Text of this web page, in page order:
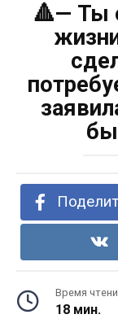
🔺— Ты
Время
18 мин.